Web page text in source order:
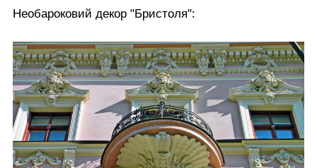
Необароковий декор "Бристоля":